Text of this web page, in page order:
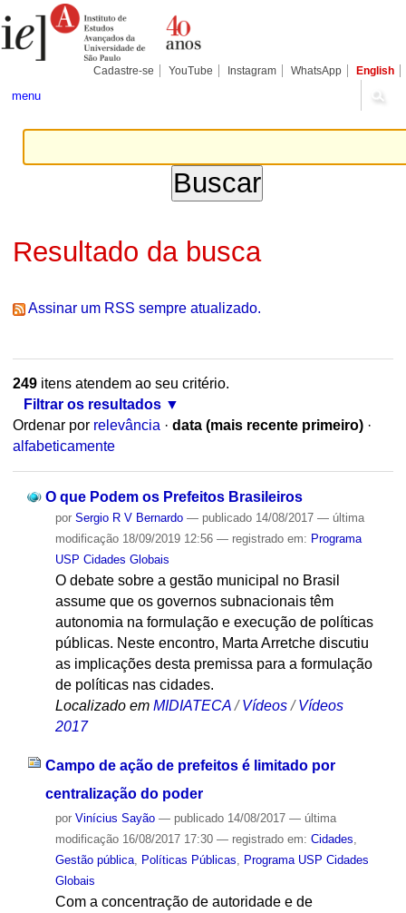
para
conteúdo.
Pessoais
Cadastre-se YouTube Instagram WhatsApp English
menu
Resultado da busca
Assinar um RSS sempre atualizado.
249itens atendem ao seu critério.
Filtrar os resultados
Ordenar por relevância · data (mais recente primeiro) ·
alfabeticamente
O que Podem os Prefeitos Brasileiros
por Sergio R V Bernardo — publicado14/08/2017 — última
modificação18/09/2019 12:56 — registrado em: Programa
USP Cidades Globais
O debate sobre a gestão municipal no Brasil
assume que os governos subnacionais têm
autonomia na formulação e execução de políticas
públicas. Neste encontro, Marta Arretche discutiu
as implicações desta premissa para a formulação
de políticas nas cidades.
Localizado em MIDIATECA /Vídeos /Vídeos
2017
Campo de ação de prefeitos é limitado por
centralização do poder
por Vinícius Sayão — publicado14/08/2017 — última
modificação16/08/2017 17:30 — registrado em: Cidades
Gestão pública, Políticas Públicas
Programa USP Cidades
Globais
Com a concentração de autoridade e de